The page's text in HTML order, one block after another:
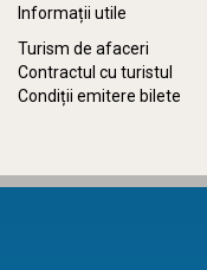
Informații utile
Turism de afaceri
Contractul cu turistul
Condiții emitere bilete